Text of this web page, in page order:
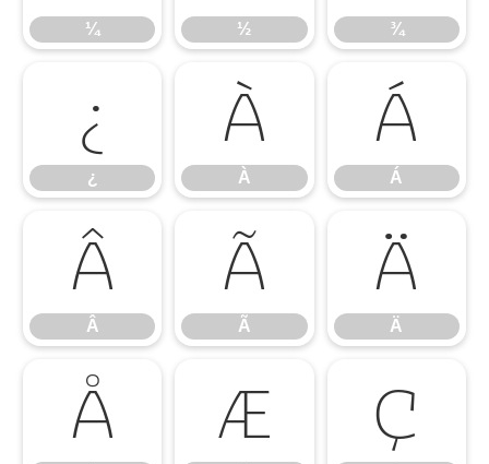
¼ ½ ¾
¿
¿
À
À
Á
Á
Â
Â
Ã
Ã
Ä
Ä
Å Æ Ç